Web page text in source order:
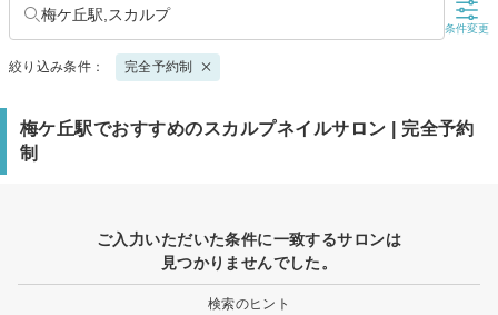
梅ケ丘駅,スカルプ
条件変更
絞り込み条件： 完全予約制
梅ケ丘駅でおすすめのスカルプネイルサロン | 完全予約
制
ご入力いただいた条件に一致するサロンは
見つかりませんでした。
検索のヒント